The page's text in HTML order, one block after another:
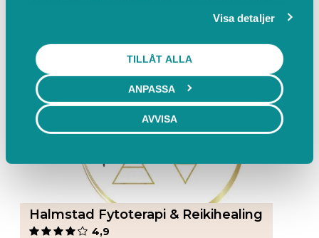
Visa detaljer
TILLÅT ALLA
ANPASSA
AVVISA
BOKA
Halmstad Fytoterapi & Reikihealing
4,9